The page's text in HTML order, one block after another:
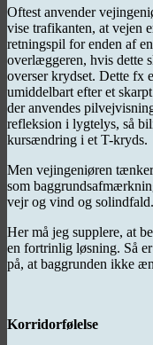
Oftest anvender
vise trafikanten, at vejen
retningspil for enden af
overlæggeren, hvis dette
overser krydset. Dette fx
umiddelbart efter et
der anvendes
refleksion i lygtelys, så
kursændring i et T-kryds.
Men vejingeniøren
som
vejr og vind og solindfald.
Her må jeg supplere, at
en fortrinlig løsning. Så
på, at baggrunden ikke
Korridorfølelse